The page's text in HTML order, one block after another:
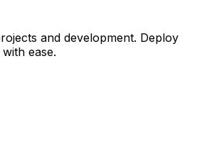
and development. Deploy
ease.